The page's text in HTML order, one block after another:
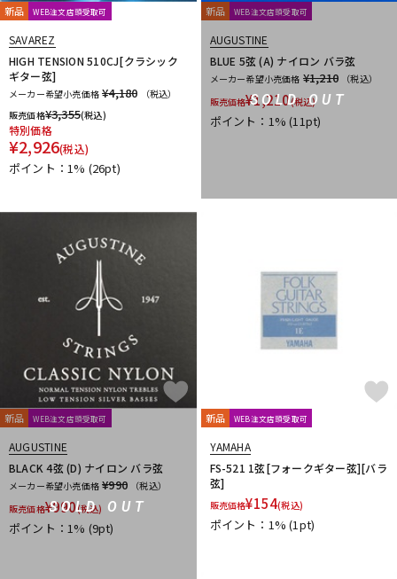
Hofner
HOSCO HUDSON MUSIC
Ikebe Original
Inner Bamboo Bass Instruments (IBBI)
J.P.CARLOS
Jackson
JAKE SHIMABUKURO
John Pearse K&M K.Yairi
KALA
Kamaka
KAMINARI KC Ken Smith
K-Garage
Kikutani
Killer KLUSON Ko’olau
KR'Z NANO DIAMOND CABLE
L-N
Magna Cart
Manikin Electronic
Mark Strings Marshall
MARTIN
MASTER8 JAPAN
MAYONES
MD Guitars
Mighty Bright MJC Ironworks
MODERN PIRATES
MONO
MONSTER CABLE
Montreux
MORRIS
MUSIC NOMAD
MUSIC WORKS
NAZCA
NAZCA STRAP NEO
NIKKO(日工精機)
No Brand
Noah’sark Nordstrand NUX
O-R
OFFICIAL EDWARD VAN HALEN MINI GUITARS
Oihata
ONE PERCENT
ONE'S WAY Orange
ORTEGA
Ovaltone Oyaide P.R.S.
Parksons
Performance PERRI'S Peterson
新品 WEB注文店頭受取可
SAVAREZ
HIGH TENSION 510CJ[クラシック
ギター弦]
メーカー希望小売価格 ¥4,180
（税込）
販売価格¥3,355(税込)
特別価格
¥2,926(税込)
ポイント：1% (26pt)
SOLD OUT
新品 WEB注文店頭受取可
AUGUSTINE
BLUE 5弦 (A) ナイロン バラ弦
メーカー希望小売価格 ¥1,210
（税込）
販売価格¥1,210(税込)
ポイント：1%(11pt)
SOLD OUT
新品 WEB注文店頭受取可
AUGUSTINE
BLACK 4弦 (D) ナイロン バラ弦
メーカー希望小売価格 ¥990
（税込）
販売価格¥990(税込)
ポイント：1% (9pt)
新品 WEB注文店頭受取可
YAMAHA
FS-521 1弦[フォークギター弦][バラ
弦]
販売価格¥154(税込)
ポイント：1%(1pt)